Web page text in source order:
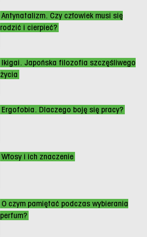
Antynatalizm. Czy człowiek musi się
rodzić i cierpieć?
Ikigai. Japońska filozofia szczęśliwego
życia
Ergofobia. Dlaczego boję się pracy?
Włosy i ich znaczenie
O czym pamiętać podczas wybierania
perfum?